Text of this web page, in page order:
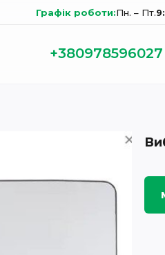
Графік роботи:Пн. – Пт.
+380978596027